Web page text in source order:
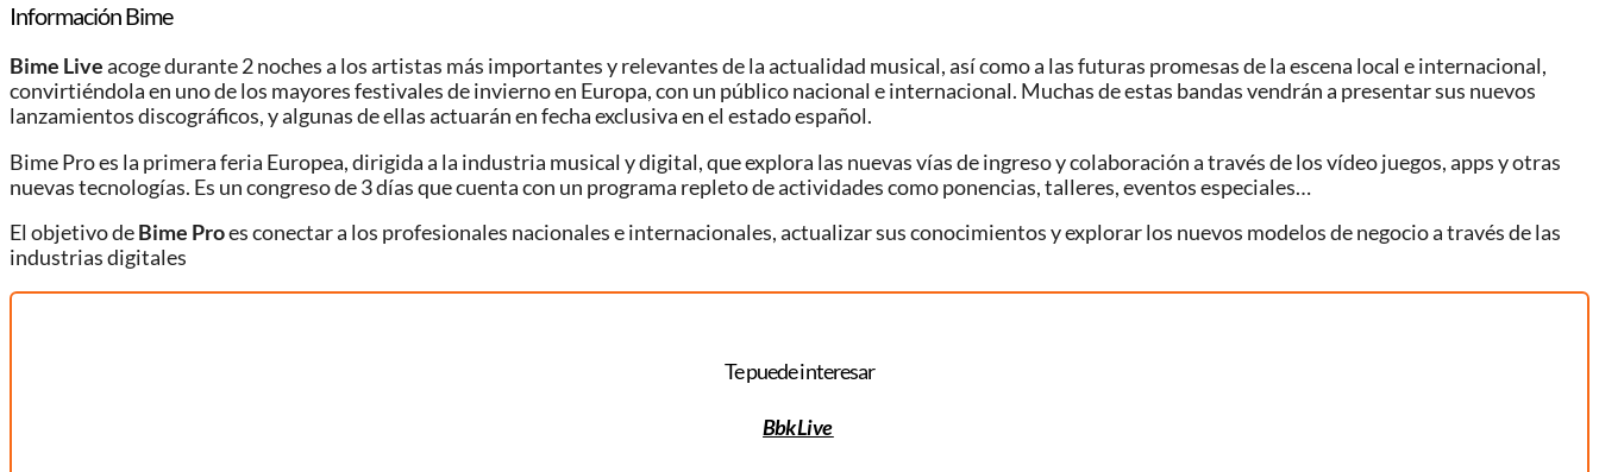
Información Bime
Bime Liveacoge durante 2 noches a los artistas más importantes y relevantes de la actualidad musical, así como a las futuras promesas de la escena local e internacional,
convirtiéndola en uno de los mayores festivales de invierno en Europa, con un público nacional e internacional. Muchas de estas bandas vendrán a presentar sus nuevos
lanzamientos discográficos, y algunas de ellas actuarán en fecha exclusiva en el estado español.
Bime Pro es la primera feria Europea, dirigida a la industria musical y digital, que explora las nuevas vías de ingreso y colaboración a través de los vídeo juegos, apps y otras
nuevas tecnologías. Es un congreso de 3 días que cuenta con un programa repleto de actividades como ponencias, talleres, eventos especiales…
El objetivo deBime Proes conectar a los profesionales nacionales e internacionales, actualizar sus conocimientos y explorar los nuevos modelos de negocio a través de las
industrias digitales
Te puede interesar
Bbk Live